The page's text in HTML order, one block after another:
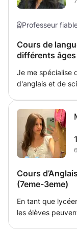
d'apprentissage
et progresse. Mon objectif est de créer un environnement
l'élève, que je
supplémentaires.
Professeur
Cours de
différents
Je me spécialise
d'anglais et de
(Agence spatiale
Londres et vis
mon style aux
le meilleur parti
supplémentaire.
Cours
(7eme-3eme)
En tant que
les élèves